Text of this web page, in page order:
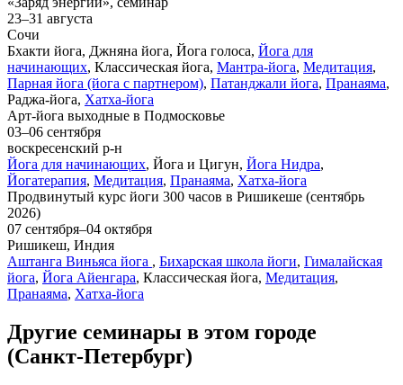
23–31 августа
Сочи
Бхакти йога, Джняна йога, Йога голоса, Йога для
начинающих, Классическая йога, Мантра-йога, Медитация,
Парная йога (йога с партнером), Патанджали йога, Пранаяма,
Раджа-йога, Хатха-йога
Арт-йога выходные в Подмосковье
03–06 сентября
воскресенский р-н
Йога для начинающих, Йога и Цигун, Йога Нидра,
Йогатерапия, Медитация, Пранаяма, Хатха-йога
Продвинутый курс йоги 300 часов в Ришикеше (сентябрь
2026)
07 сентября–04 октября
Ришикеш, Индия
Аштанга Виньяса йога , Бихарская школа йоги, Гималайская
йога, Йога Айенгара, Классическая йога, Медитация,
Пранаяма, Хатха-йога
Другие семинары в этом городе
(Санкт-Петербург)